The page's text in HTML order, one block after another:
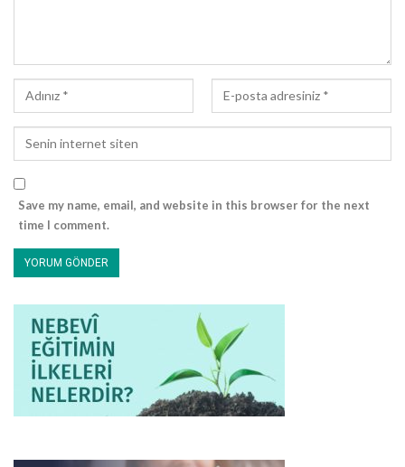
Save my name, email, and website in this browser for the next
time I comment.